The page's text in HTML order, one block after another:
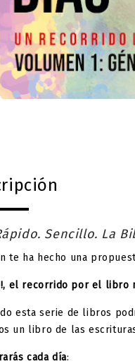
Sencillo. La
te ha hecho una
el recorrido por el libro
esta serie de libros
un libro de las
cada día: